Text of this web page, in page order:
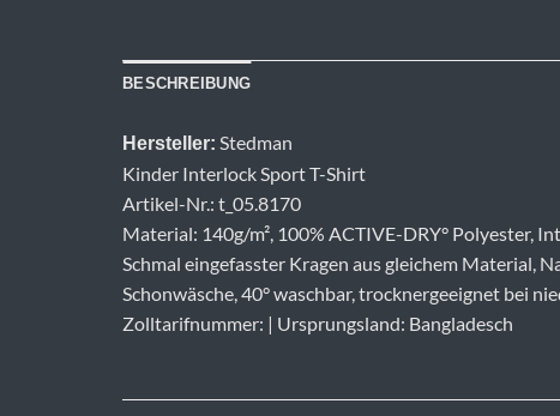
BESCHREIBUNG
Hersteller: Stedman
Kinder Interlock Sport T-Shirt
Artikel-Nr.: t_05.8170
Material: 140g/m², 100% ACTIVE-DRY° Polyester,
Schmal eingefasster Kragen aus gleichem Material,
Schonwäsche, 40° waschbar, trocknergeeignet bei
Zolltarifnummer: | Ursprungsland: Bangladesch